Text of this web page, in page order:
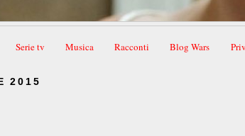
Serie tv Musica Racconti Blog Wars
2015